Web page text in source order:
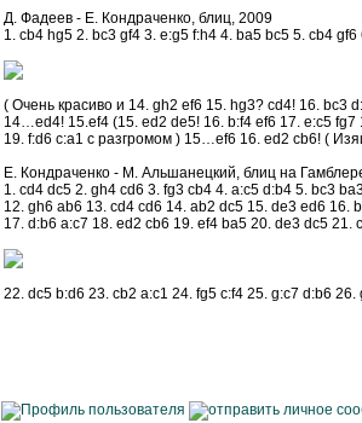
Д. Фадеев - Е. Кондраченко, блиц, 2009
1. cb4 hg5 2. bc3 gf4 3. e:g5 f:h4 4. ba5 bc5 5. cb4
( Очень красиво и 14. gh2 ef6 15. hg3? cd4! 16. bc3
14…ed4! 15.ef4 (15. ed2 de5! 16. b:f4 ef6 17. e:c5 fg7
19. f:d6 c:a1 с разгромом ) 15…ef6 16. ed2 cb6! (
Е. Кондраченко - М. Альшанецкий, блиц на
1. cd4 dc5 2. gh4 cd6 3. fg3 cb4 4. a:c5 d:b4 5. bc3
12. gh6 ab6 13. cd4 cd6 14. ab2 dc5 15. de3 ed6 16.
17. d:b6 a:c7 18. ed2 cb6 19. ef4 ba5 20. de3 dc5 21.
22. dc5 b:d6 23. cb2 a:c1 24. fg5 c:f4 25. g:c7 d:b6